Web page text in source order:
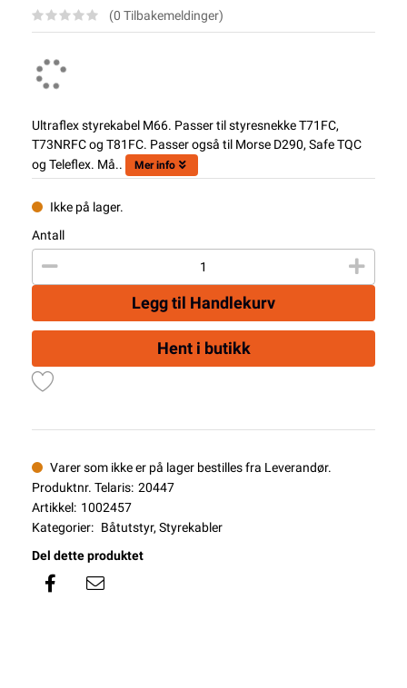
(0 Tilbakemeldinger)
Ultraflex styrekabel M66. Passer til styresnekke T71FC,
T73NRFC og T81FC. Passer også til Morse D290, Safe TQC
og Teleflex. Må..
Mer info
Ikke på lager.
Antall
Legg til Handlekurv
Hent i butikk
Varer som ikke er på lager bestilles fra Leverandør.
Produktnr. Telaris: 20447
Artikkel: 1002457
Kategorier: Båtutstyr, Styrekabler
Del dette produktet